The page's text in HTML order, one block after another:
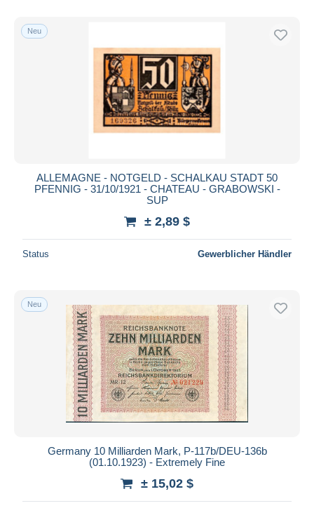
Kostenloser Versand
Zahlungsmethoden
PayPal
Banküberweisung
Mastercard
Maestro
Wohnsitz des Verkäufers
Weltweit
Übernehmen
Neu
ALLEMAGNE - NOTGELD - SCHALKAU STADT 50
PFENNIG - 31/10/1921 - CHATEAU - GRABOWSKI -
SUP
± 2,89 $
Status Gewerblicher Händler
Neu
Germany 10 Milliarden Mark, P-117b/DEU-136b
(01.10.1923) - Extremely Fine
± 15,02 $